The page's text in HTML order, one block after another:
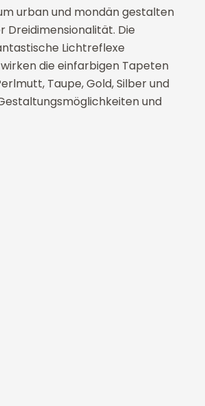
urban und mondän gestalten
Dreidimensionalität. Die
Lichtreflexe
die einfarbigen Tapeten
Taupe, Gold, Silber und
und